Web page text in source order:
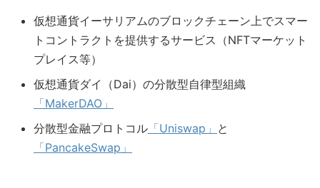
仮想通貨イーサリアムのブロックチェーン上でスマー
トコントラクトを提供するサービス（NFTマーケット
プレイス等）
仮想通貨ダイ（Dai）の分散型自律型組織
「MakerDAO」
分散型金融プロトコル 「Uniswap」 と
「PancakeSwap」